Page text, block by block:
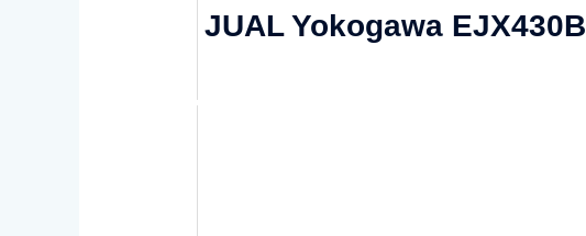
JUAL Yokogawa EJX430B